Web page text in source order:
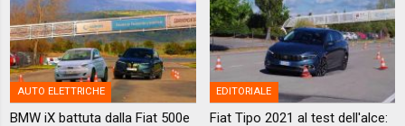
AUTO ELETTRICHE
BMW iX battuta dalla Fiat 500e
EDITORIALE
Fiat Tipo 2021 al test dell'alce: